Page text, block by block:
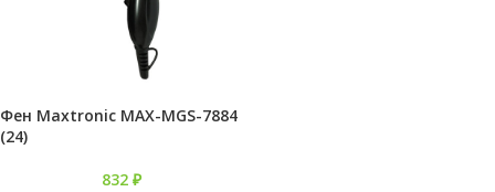
Фен Maxtronic MAX-MGS-7884
(24)
832 ₽